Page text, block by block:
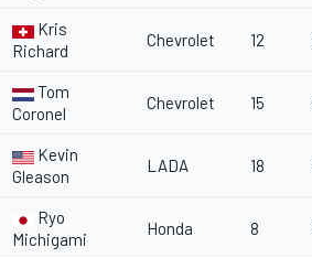
Kris
Richard
Chevrolet 12
Tom
Coronel
Chevrolet 15
Kevin
Gleason
LADA 18
Ryo
Michigami
Honda 8